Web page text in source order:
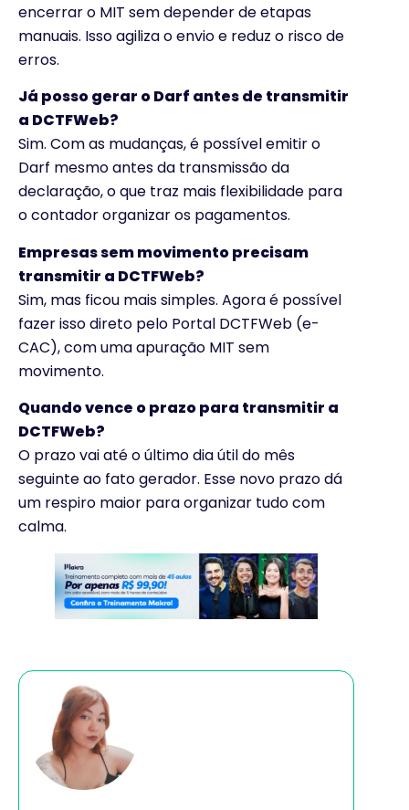
encerrar o MIT sem depender de etapas
manuais. Isso agiliza o envio e reduz o risco de
erros.
Já posso gerar o Darf antes de transmitir
a DCTFWeb?
Sim. Com as mudanças, é possível emitir o
Darf mesmo antes da transmissão da
declaração, o que traz mais flexibilidade para
o contador organizar os pagamentos.
Empresas sem movimento precisam
transmitir a DCTFWeb?
Sim, mas ficou mais simples. Agora é possível
fazer isso direto pelo Portal DCTFWeb (e-
CAC), com uma apuração MIT sem
movimento.
Quando vence o prazo para transmitir a
DCTFWeb?
O prazo vai até o último dia útil do mês
seguinte ao fato gerador. Esse novo prazo dá
um respiro maior para organizar tudo com
calma.